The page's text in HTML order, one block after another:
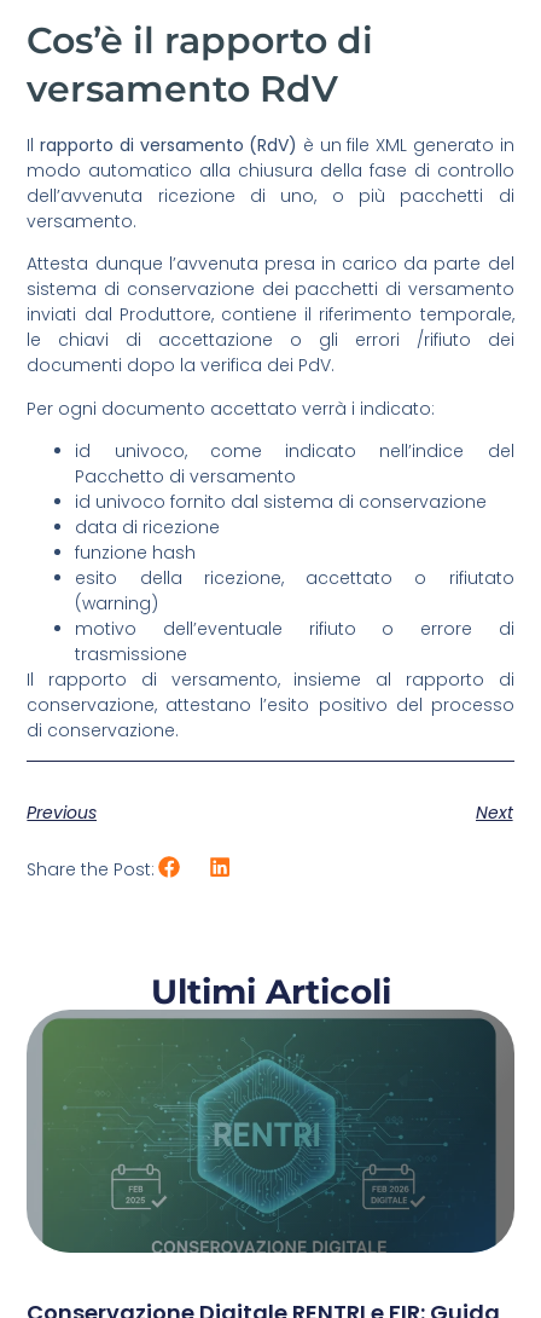
Cos’è il rapporto di
versamento RdV
Ilrapporto di versamento (RdV) è un file XML generato in
modo automatico alla chiusura della fase di controllo
dell’avvenuta ricezione di uno, o più pacchetti di
versamento.
Attesta dunque l’avvenuta presa in carico da parte del
sistema di conservazione dei pacchetti di versamento
inviati dal Produttore, contiene il riferimento temporale,
le chiavi di accettazione o gli errori /rifiuto dei
documenti dopo la verifica dei PdV.
Per ogni documento accettato verrà i indicato:
id univoco, come indicato nell’indice del
Pacchetto di versamento
id univoco fornito dal sistema di conservazione
data di ricezione
funzione hash
esito della ricezione, accettato o rifiutato
(warning)
motivo dell’eventuale rifiuto o errore di
trasmissione
Il rapporto di versamento, insieme al rapporto di
conservazione, attestano l’esito positivo del processo
di conservazione.
Previous Next
Share the Post:
Ultimi Articoli